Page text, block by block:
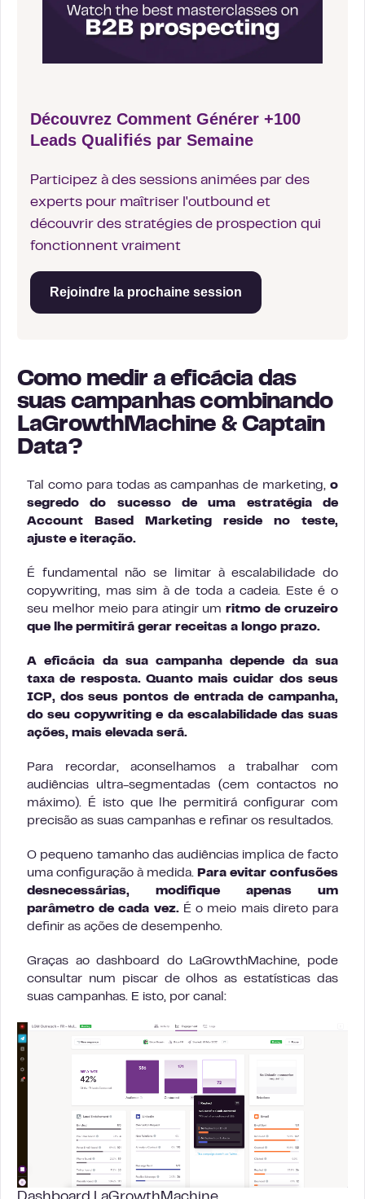
Découvrez Comment Générer +100
Leads Qualifiés par Semaine
Participez à des sessions animées par des
experts pour maîtriser l'outbound et
découvrir des stratégies de prospection qui
fonctionnent vraiment
Rejoindre la prochaine session
Como medir a eficácia das
suas campanhas combinando
LaGrowthMachine & Captain
Data?
Tal como para todas as campanhas de marketing, o
segredo do sucesso de uma estratégia de
Account Based Marketing reside no teste,
ajuste e iteração.
É fundamental não se limitar à escalabilidade do
copywriting, mas sim à de toda a cadeia. Este é o
seu melhor meio para atingir umritmo de cruzeiro
que lhe permitirá gerar receitas a longo prazo.
A eficácia da sua campanha depende da sua
taxa de resposta. Quanto mais cuidar dos seus
ICP, dos seus pontos de entrada de campanha,
do seu copywriting e da escalabilidade das suas
ações, mais elevada será.
Para recordar, aconselhamos a trabalhar com
audiências ultra-segmentadas (cem contactos no
máximo). É isto que lhe permitirá configurar com
precisão as suas campanhas e refinar os resultados.
O pequeno tamanho das audiências implica de facto
uma configuração à medida. Para evitar confusões
desnecessárias, modifique apenas um
parâmetro de cada vez.É o meio mais direto para
definir as ações de desempenho.
Graças ao dashboard do LaGrowthMachine, pode
consultar num piscar de olhos as estatísticas das
suas campanhas. E isto, por canal: